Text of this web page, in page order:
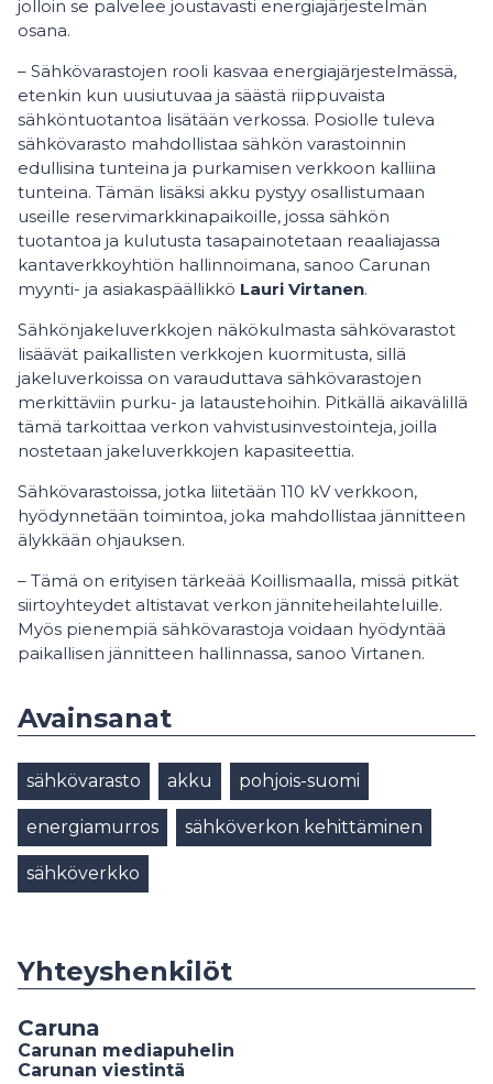
jolloin se palvelee joustavasti energiajärjestelmän
osana.
– Sähkövarastojen rooli kasvaa energiajärjestelmässä,
etenkin kun uusiutuvaa ja säästä riippuvaista
sähköntuotantoa lisätään verkossa. Posiolle tuleva
sähkövarasto mahdollistaa sähkön varastoinnin
edullisina tunteina ja purkamisen verkkoon kalliina
tunteina. Tämän lisäksi akku pystyy osallistumaan
useille reservimarkkinapaikoille, jossa sähkön
tuotantoa ja kulutusta tasapainotetaan reaaliajassa
kantaverkkoyhtiön hallinnoimana, sanoo Carunan
myynti- ja asiakaspäällikkö Lauri Virtanen.
Sähkönjakeluverkkojen näkökulmasta sähkövarastot
lisäävät paikallisten verkkojen kuormitusta, sillä
jakeluverkoissa on varauduttava sähkövarastojen
merkittäviin purku- ja lataustehoihin. Pitkällä aikavälillä
tämä tarkoittaa verkon vahvistusinvestointeja, joilla
nostetaan jakeluverkkojen kapasiteettia.
Sähkövarastoissa, jotka liitetään 110 kV verkkoon,
hyödynnetään toimintoa, joka mahdollistaa jännitteen
älykkään ohjauksen.
– Tämä on erityisen tärkeää Koillismaalla, missä pitkät
siirtoyhteydet altistavat verkon jänniteheilahteluille.
Myös pienempiä sähkövarastoja voidaan hyödyntää
paikallisen jännitteen hallinnassa, sanoo Virtanen.
Avainsanat
sähkövarasto akku pohjois-suomi
energiamurros sähköverkon kehittäminen
sähköverkko
Yhteyshenkilöt
Caruna
Carunan mediapuhelin
Carunan viestintä